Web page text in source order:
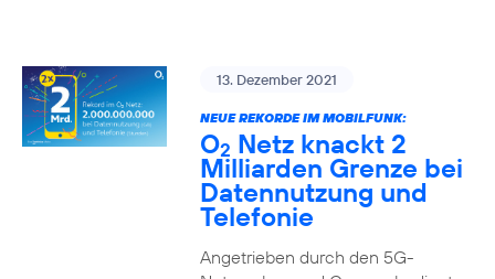
13. Dezember 2021
NEUE REKORDE IM MOBILFUNK:
O2 Netz knackt 2
Milliarden Grenze bei
Datennutzung und
Telefonie
Angetrieben durch den 5G-